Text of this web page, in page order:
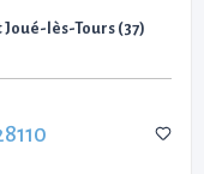
lès-Tours (37)